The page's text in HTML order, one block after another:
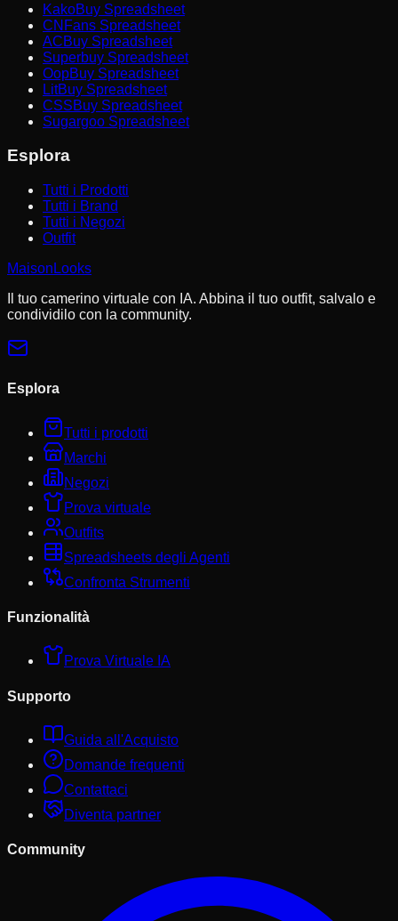
KakoBuy Spreadsheet
CNFans Spreadsheet
ACBuy Spreadsheet
Superbuy Spreadsheet
OopBuy Spreadsheet
LitBuy Spreadsheet
CSSBuy Spreadsheet
Sugargoo Spreadsheet
Esplora
Tutti i Prodotti
Tutti i Brand
Tutti i Negozi
Outfit
MaisonLooks
Il tuo camerino virtuale con IA. Abbina il tuo outfit, salvalo e
condividilo con la community.
Esplora
Tutti i prodotti
Marchi
Negozi
Prova virtuale
Outfits
Spreadsheets degli Agenti
Confronta Strumenti
Funzionalità
Prova Virtuale IA
Supporto
Guida all'Acquisto
Domande frequenti
Contattaci
Diventa partner
Community